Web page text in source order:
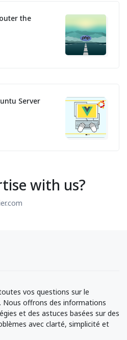
the
Server
with us?
vos questions sur le
Nous offrons des informations
et des astuces basées sur des
avec clarté, simplicité et